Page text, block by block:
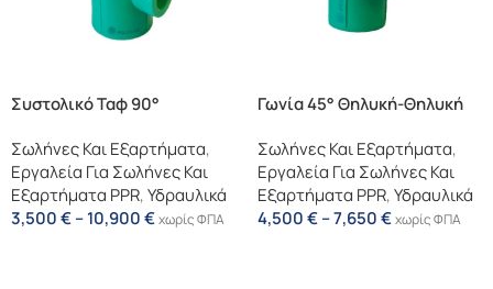
Συστολικό Ταφ 90°
Σωλήνες Και Εξαρτήματα,
Εργαλεία Για Σωλήνες Και
Εξαρτήματα PPR,Υδραυλικά
3,500€–10,900€χωρίς ΦΠΑ
Γωνία 45° Θηλυκή-Θηλυκή
Σωλήνες Και Εξαρτήματα,
Εργαλεία Για Σωλήνες Και
Εξαρτήματα PPR,Υδραυλικά
4,500€–7,650€χωρίς ΦΠΑ